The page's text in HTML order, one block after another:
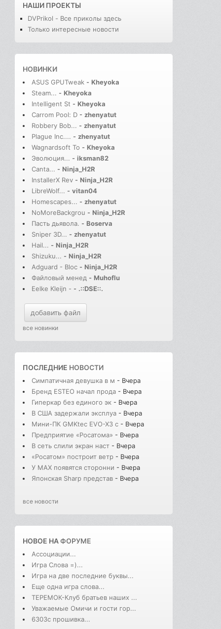
НАШИ ПРОЕКТЫ
DVPrikol - Все приколы здесь
Только интересные новости
НОВИНКИ
ASUS GPUTweak - Kheyoka
Steam... - Kheyoka
Intelligent St - Kheyoka
Carrom Pool: D - zhenyatut
Robbery Bob... - zhenyatut
Plague Inc.... - zhenyatut
Wagnardsoft To - Kheyoka
Эволюция... - iksman82
Canta... - Ninja_H2R
InstallerX Rev - Ninja_H2R
LibreWolf... - vitan04
Homescapes... - zhenyatut
NoMoreBackgrou - Ninja_H2R
Пасть дьявола. - Boserva
Sniper 3D... - zhenyatut
Hail... - Ninja_H2R
Shizuku... - Ninja_H2R
Adguard - Bloc - Ninja_H2R
Файловый менед - Muhoflu
Eelke Kleijn - - .::DSE::.
добавить файл
все новинки
ПОСЛЕДНИЕ НОВОСТИ
Симпатичная девушка в м - Вчера
Бренд ESTEO начал прода - Вчера
Гиперкар без единого эк - Вчера
В США задержали эксплуа - Вчера
Мини-ПК GMKtec EVO-X3 с - Вчера
Предприятие «Росатома» - Вчера
В сеть слили экран наст - Вчера
«Росатом» построит ветр - Вчера
У MAX появятся сторонни - Вчера
Японская Sharp представ - Вчера
все новости
НОВОЕ НАФОРУМЕ
Ассоциации...
Игра Слова =)...
Игра на две последние буквы...
Еще одна игра слова...
ТЕРЕМОК-Клуб братьев наших ...
Уважаемые Омичи и гости гор...
6303с прошивка...